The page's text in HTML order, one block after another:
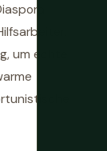
um echte